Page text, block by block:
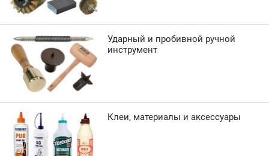
Ударный и пробивной ручной
инструмент
Клеи, материалы и аксессуары